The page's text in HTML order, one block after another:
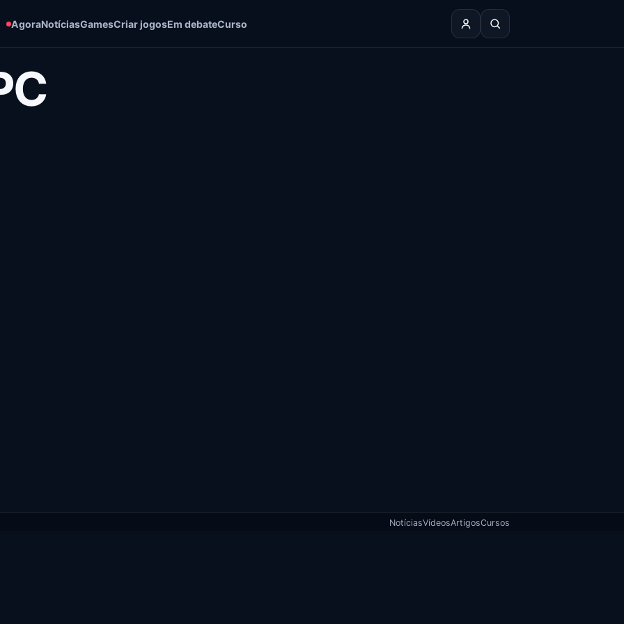
AgoraNotíciasGamesCriar jogosEm debateCurso
NotíciasVídeosArtigosCursos